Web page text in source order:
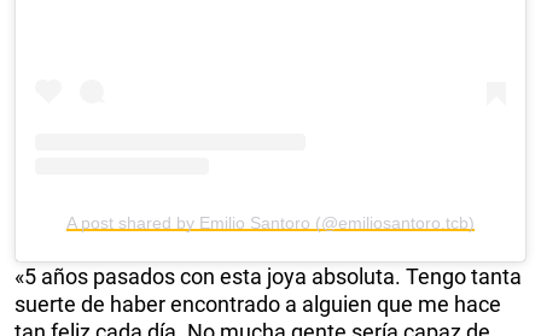
A post shared by Emilio Santoro (@emiliosantoro.tcb)
«5 años pasados con esta joya absoluta. Tengo tanta
suerte de haber encontrado a alguien que me hace